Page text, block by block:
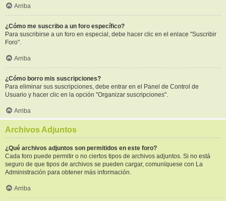
Arriba
¿Cómo me suscribo a un foro específico?
Para suscribirse a un foro en especial, debe hacer clic en el enlace "Suscribir
Foro".
Arriba
¿Cómo borro mis suscripciones?
Para eliminar sus suscripciones, debe entrar en el Panel de Control de
Usuario y hacer clic en la opción "Organizar suscripciones".
Arriba
Archivos Adjuntos
¿Qué archivos adjuntos son permitidos en este foro?
Cada foro puede permitir o no ciertos tipos de archivos adjuntos. Si no está
seguro de que tipos de archivos se pueden cargar, comuníquese con La
Administración para obtener más información.
Arriba